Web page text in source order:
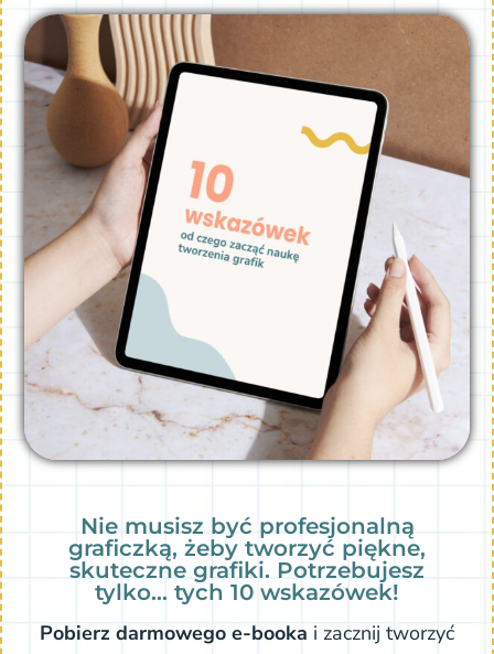
Nie musisz być profesjonalną
graficzką, żeby tworzyć piękne,
skuteczne grafiki. Potrzebujesz
tylko… tych 10 wskazówek!
Pobierz darmowego e-booka i zacznij tworzyć